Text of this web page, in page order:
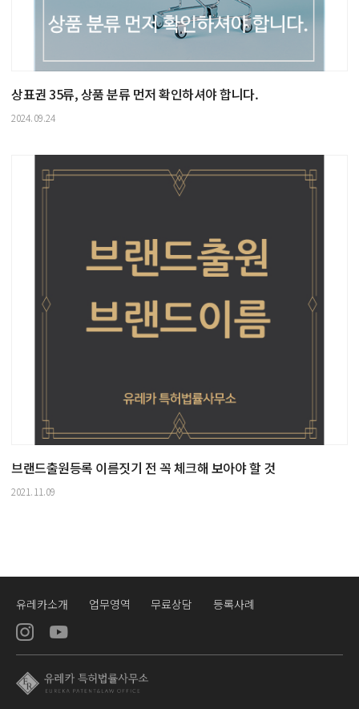
상표권 35류, 상품 분류 먼저 확인하셔야 합니다.
2024.09.24
브랜드출원등록 이름짓기 전 꼭 체크해 보아야 할 것
2021.11.09
유레카소개 업무영역 무료상담 등록사례